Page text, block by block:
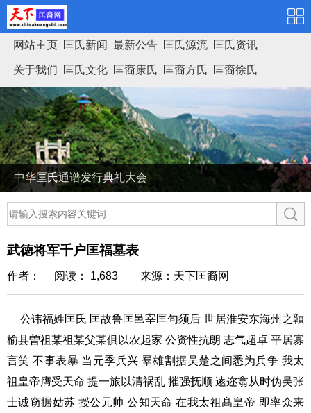
网站主页 匡氏新闻 最新公告 匡氏源流 匡氏资讯
关于我们 匡氏文化 匡裔康氏 匡裔方氏 匡裔徐氏
匡氏家谱
中华匡氏通谱发行典礼大会
武徳将军千户匡福墓表
作者： 阅读： 1,683 来源：天下匡裔网
公讳福姓匡氏 匡故鲁匡邑宰匡句须后 世居淮安东海州之贑
榆县曽祖某祖某父某俱以农起家 公资性抗朗 志气超卓 平居寡
言笑 不事表暴 当元季兵兴 羣雄割据吴楚之间悉为兵争 我太
祖皇帝膺受天命 提一旅以清祸乱 摧强抚顺 逺迩翕从时伪吴张
士诚窃据姑苏 授公元帅 公知天命 在我太祖髙皇帝 即率众来